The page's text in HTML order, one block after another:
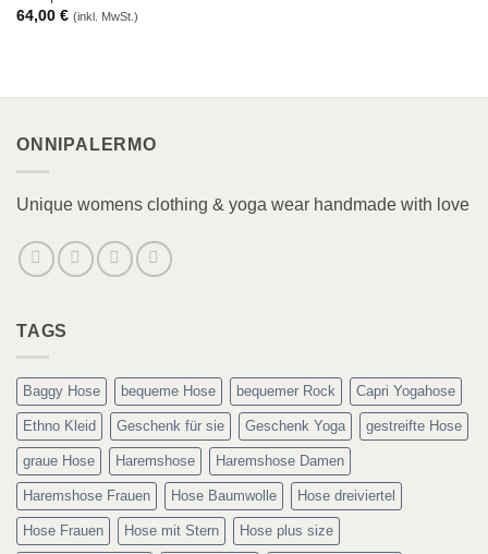
64,00 € (inkl. MwSt.)
ONNIPALERMO
Unique womens clothing & yoga wear handmade with love
TAGS
Baggy Hose bequeme Hose bequemer Rock Capri Yogahose
Ethno Kleid Geschenk für sie Geschenk Yoga gestreifte Hose
graue Hose Haremshose Haremshose Damen
Haremshose Frauen Hose Baumwolle Hose dreiviertel
Hose Frauen Hose mit Stern Hose plus size